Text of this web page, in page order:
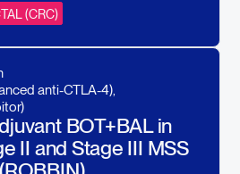
(CRC)
(CCTG), está llevando a
de fase 3 para
de inmunoterapia de
y balstilimab (BAL) frente a
apoyo (BSC) en
anti-CTLA-4)
BOT+BAL in
II and Stage III MSS